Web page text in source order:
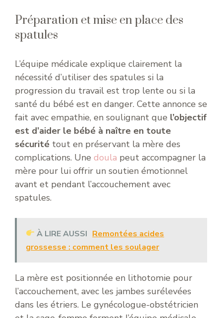
Préparation et mise en place des
spatules
L’équipe médicale explique clairement la
nécessité d’utiliser des spatules si la
progression du travail est trop lente ou si la
santé du bébé est en danger. Cette annonce se
fait avec empathie, en soulignant que l’objectif
est d’aider le bébé à naître en toute
sécurité tout en préservant la mère des
complications. Une doula peut accompagner la
mère pour lui offrir un soutien émotionnel
avant et pendant l’accouchement avec
spatules.
À LIRE AUSSI Remontées acides
grossesse : comment les soulager
La mère est positionnée en lithotomie pour
l’accouchement, avec les jambes surélevées
dans les étriers. Le gynécologue-obstétricien